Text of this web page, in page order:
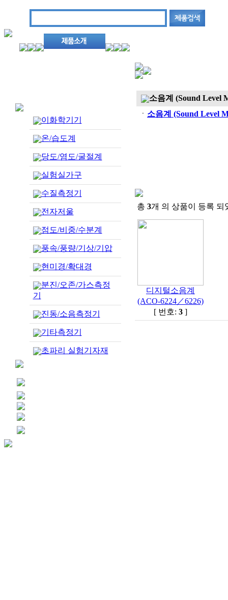
이화학기기
온/습도계
당도/염도/굴절계
실험실가구
수질측정기
전자저울
점도/비중/수분계
풍속/풍량/기상/기압
현미경/확대경
분진/오존/가스측정
기
진동/소음측정기
기타측정기
초파리 실험기자재
소음계 (Sound Level
ㆍ 소음계 (Sound Level
총 3개 의 상품이 등록 되
디지털소음계
(ACO-6224／6226)
[ 번호: 3 ]